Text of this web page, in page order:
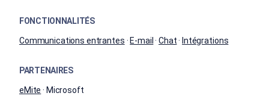
FONCTIONNALITÉS
Communications entrantes · E-mail · Chat· Intégrations
PARTENAIRES
eMite · Microsoft